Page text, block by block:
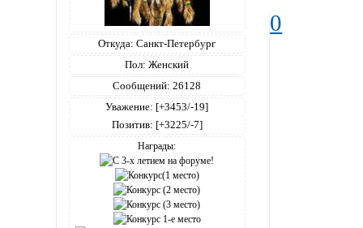
Откуда: Санкт-Петербург
Пол: Женский
Сообщений: 26128
Уважение: [+3453/-19]
Позитив: [+3225/-7]
Награды:
0